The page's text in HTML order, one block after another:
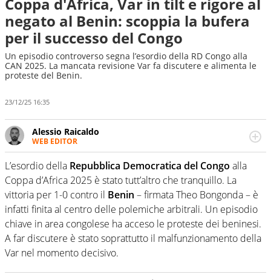
negato al Benin: scoppia la bufera
per il successo del Congo
Un episodio controverso segna l’esordio della RD Congo alla
CAN 2025. La mancata revisione Var fa discutere e alimenta le
proteste del Benin.
23/12/25 16:35
Alessio Raicaldo
WEB EDITOR
Un figlio che si chiama Diego e la tesi di laurea sugli stadi
di proprietà in Italia. Il calcio quale filo conduttore
irrinunciabile tra passione e professione. Per Virgilio
Sport indaga, approfondisce e scandaglia l'universo
mondo dello sport per antonomasia
L’esordio della Repubblica Democratica del Congo alla
Coppa d’Africa 2025 è stato tutt’altro che tranquillo. La
vittoria per 1-0 contro il Benin – firmata Theo Bongonda – è
infatti finita al centro delle polemiche arbitrali. Un episodio
chiave in area congolese ha acceso le proteste dei beninesi.
A far discutere è stato soprattutto il malfunzionamento della
Var nel momento decisivo.